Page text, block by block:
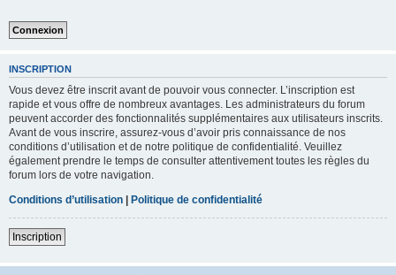
INSCRIPTION
Vous devez être inscrit avant de pouvoir vous connecter. L’inscription est
rapide et vous offre de nombreux avantages. Les administrateurs du forum
peuvent accorder des fonctionnalités supplémentaires aux utilisateurs inscrits.
Avant de vous inscrire, assurez-vous d’avoir pris connaissance de nos
conditions d’utilisation et de notre politique de confidentialité. Veuillez
également prendre le temps de consulter attentivement toutes les règles du
forum lors de votre navigation.
Conditions d’utilisation | Politique de confidentialité
Inscription